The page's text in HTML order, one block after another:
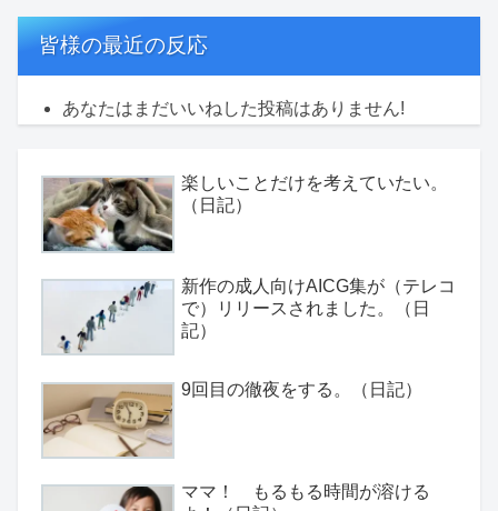
皆様の最近の反応
あなたはまだいいねした投稿はありません!
楽しいことだけを考えていたい。
（日記）
新作の成人向けAICG集が（テレコ
で）リリースされました。（日
記）
9回目の徹夜をする。（日記）
ママ！ もるもる時間が溶ける